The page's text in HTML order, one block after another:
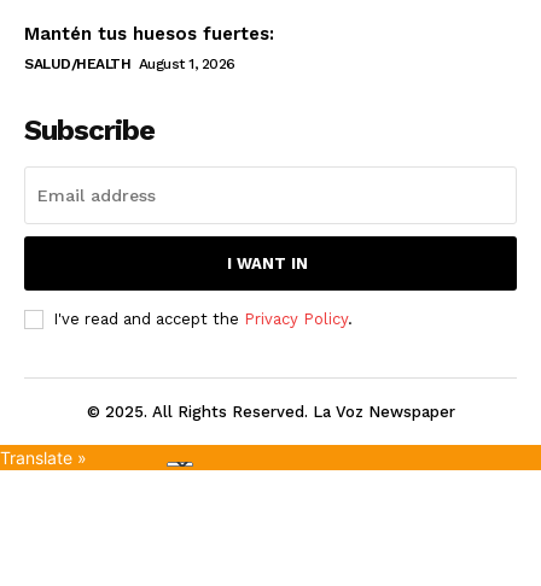
Mantén tus huesos fuertes:
SALUD/HEALTH August 1, 2026
Subscribe
I WANT IN
I've read and accept the Privacy Policy.
© 2025. All Rights Reserved. La Voz Newspaper
Translate »